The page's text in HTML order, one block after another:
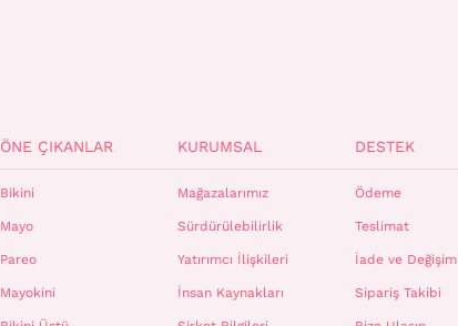
ÖNE ÇIKANLAR
Bikini
Mayo
Pareo
Mayokini
KURUMSAL
Mağazalarımız
Sürdürülebilirlik
Yatırımcı İlişkileri
İnsan Kaynakları
DESTEK
Ödeme
Teslimat
İade ve Değişim
Sipariş Takibi